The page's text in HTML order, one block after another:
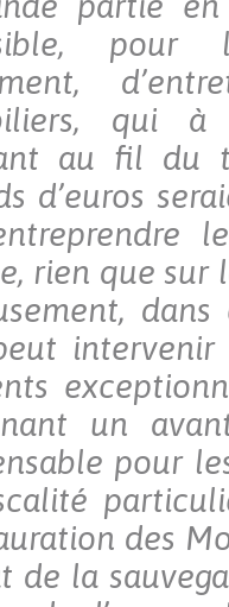
pour
qui à
au fil du
d’euros
rien que sur
un
pour
des
de la